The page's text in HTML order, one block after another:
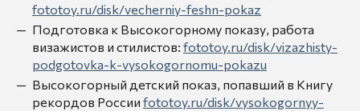
fototoy.ru/disk/vecherniy-feshn-pokaz
Подготовка к Высокогорному показу, работа
визажистов и стилистов: fototoy.ru/disk/vizazhisty-
podgotovka-k-vysokogornomu-pokazu
Высокогорный детский показ, попавший в Книгу
рекордов России fototoy.ru/disk/vysokogornyy-